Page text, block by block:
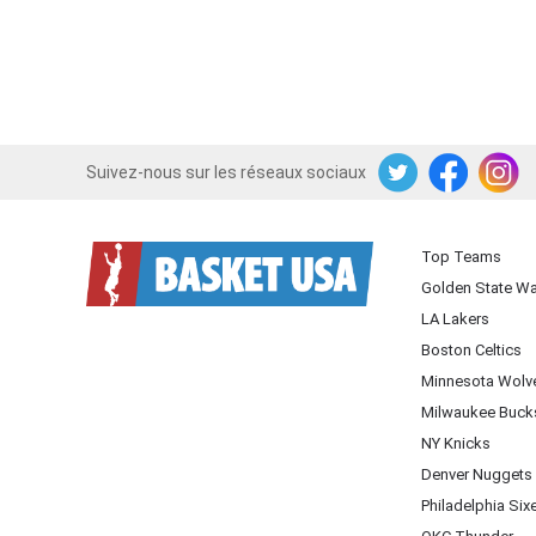
Suivez-nous sur les réseaux sociaux
TwitterFacebookInstagram
Top Teams
Golden State
LA Lakers
Boston Celtics
Minnesota
Milwaukee
NY Knicks
Denver Nuggets
Philadelphia